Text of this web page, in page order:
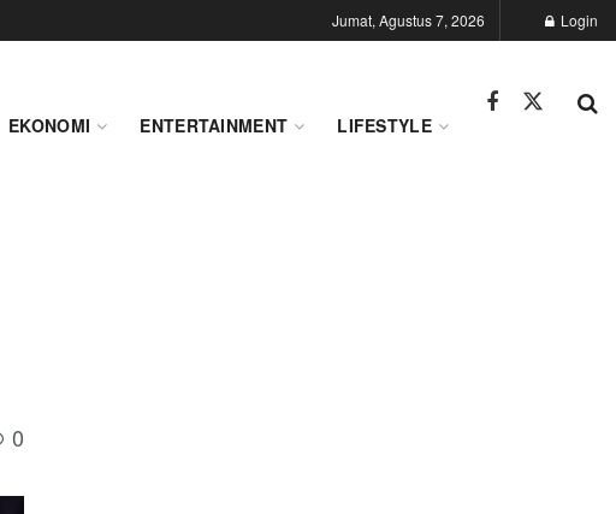
Jumat, Agustus 7, 2026 Login
EKONOMI ENTERTAINMENT LIFESTYLE
0